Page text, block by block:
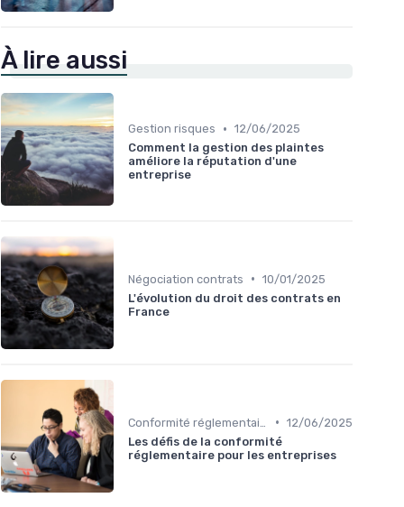
À lire aussi
Gestion risques • 12/06/2025
Comment la gestion des plaintes
améliore la réputation d'une
entreprise
Négociation contrats • 10/01/2025
L'évolution du droit des contrats en
France
• 12/06/2025
Les défis de la conformité
réglementaire pour les entreprises